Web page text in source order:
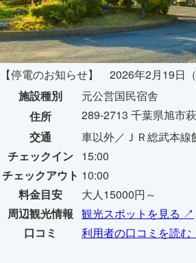
【停電のお知らせ】 2026年2月19
施設種別
元公営国民宿舎
住所
289-2713 千葉県旭市
交通
車以外／ＪＲ総武本
チェックイン 15:00
チェックアウト 10:00
料金目安
大人15000円～
周辺観光情報 観光スポットを見る ↗
口コミ
利用者の口コミを読